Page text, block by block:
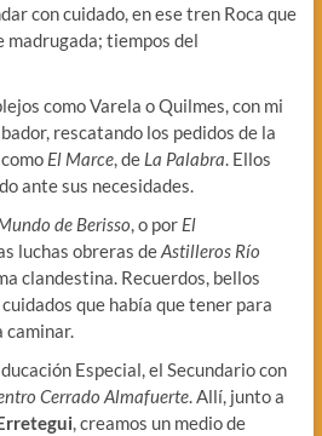
con cuidado, en ese tren Roca que
madrugada; tiempos del
como Varela o Quilmes, con mi
rescatando los pedidos de la
El Marce, de La Palabra. Ellos
ante sus necesidades.
de Berisso, o por El
luchas obreras deAstilleros Río
clandestina. Recuerdos, bellos
que había que tener para
caminar.
Especial, el Secundario con
Cerrado Almafuerte. Allí, junto a
, creamos un medio de